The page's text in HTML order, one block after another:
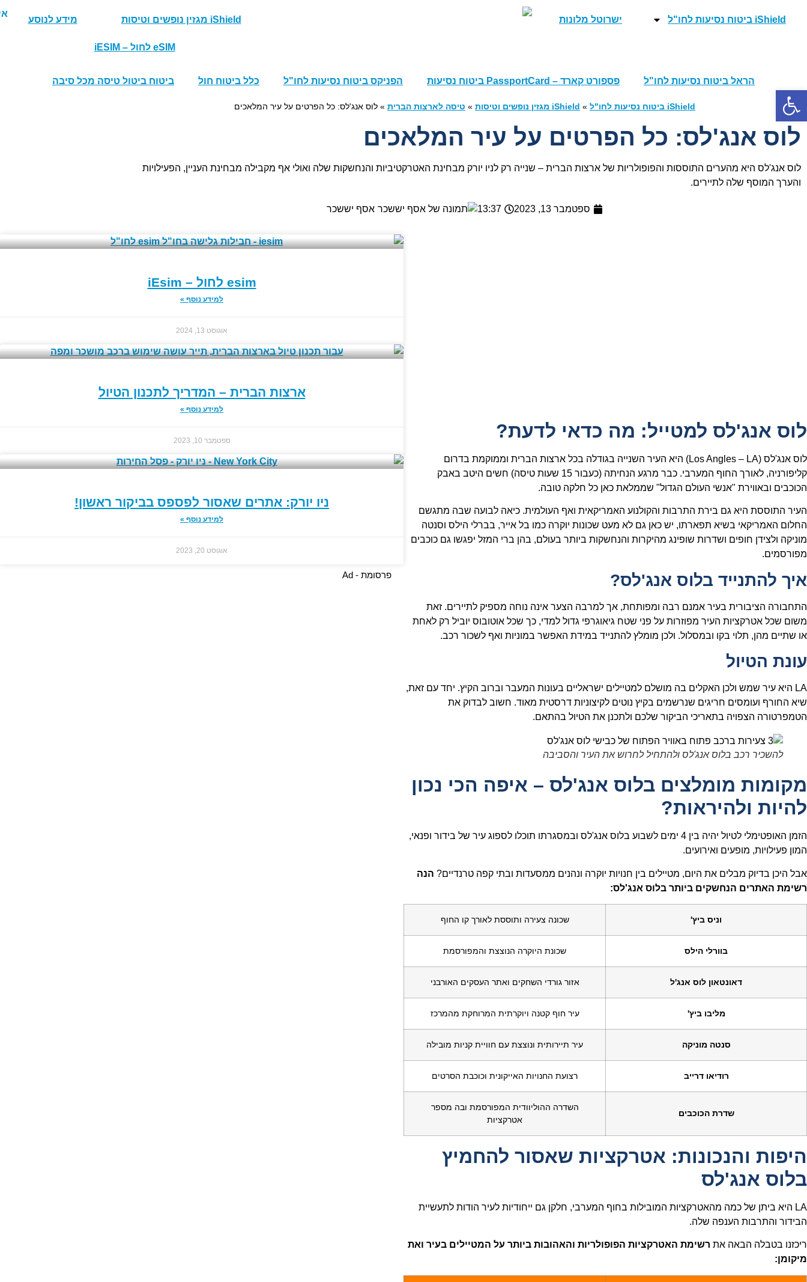
iShield ביטוח נסיעות לחו"ל ישרוטל מלונות iShield מגזין נופשים וטיסות מידע לנוסע
eSIM לחול – iESIM
הראל ביטוח נסיעות לחו"ל פספורט קארד – PassportCard ביטוח נסיעות הפניקס ביטוח נסיעות לחו"ל כלל ביטוח חול ביטוח ביטול טיסה מכל סיבה
iShield ביטוח נסיעות לחו"ל » iShield מגזין נופשים וטיסות » טיסה לארצות הברית » לוס אנג'לס: כל הפרטים על עיר המלאכים
לוס אנג'לס: כל הפרטים על עיר המלאכים
לוס אנג'לס היא מהערים התוססות והפופולריות של ארצות הברית – שנייה רק לניו יורק מבחינת האטרקטיביות והנחשקות שלה ואולי אף מקבילה מבחינת העניין, הפעילויות
והערך המוסף שלה לתיירים.
ספטמבר 13, 2023 13:37 אסף יששכר
לוס אנג'לס למטייל: מה כדאי לדעת?
לוס אנג'לס (Los Angles – LA) היא העיר השנייה בגודלה בכל ארצות הברית וממוקמת בדרום
קליפורניה, לאורך החוף המערבי. כבר מרגע הנחיתה (כעבור 15 שעות טיסה) חשים היטב באבק
הכוכבים ובאווירת "אנשי העולם הגדול" שממלאת כאן כל חלקה טובה.
העיר התוססת היא גם בירת התרבות והקולנוע האמריקאית ואף העולמית. כיאה לבועה שבה מתגשם
החלום האמריקאי בשיא תפארתו, יש כאן גם לא מעט שכונות יוקרה כמו בל אייר, בברלי הילס וסנטה
מוניקה ולצידן חופים ושדרות שופינג מהיקרות והנחשקות ביותר בעולם, בהן ברי המזל יפגשו גם כוכבים
מפורסמים.
איך להתנייד בלוס אנג'לס?
התחבורה הציבורית בעיר אמנם רבה ומפותחת, אך למרבה הצער אינה נוחה מספיק לתיירים. זאת
משום שכל אטרקציות העיר מפוזרות על פני שטח גיאוגרפי גדול למדי, כך שכל אוטובוס יוביל רק לאחת
או שתיים מהן, תלוי בקו ובמסלול. ולכן מומלץ להתנייד במידת האפשר במוניות ואף לשכור רכב.
עונת הטיול
LA היא עיר שמש ולכן האקלים בה מושלם למטיילים ישראליים בעונות המעבר וברוב הקיץ. יחד עם זאת,
שיא החורף ועומסים חריגים שנרשמים בקיץ נוטים לקיצוניות דרסטית מאוד. חשוב לבדוק את
הטמפרטורה הצפויה בתאריכי הביקור שלכם ולתכנן את הטיול בהתאם.
להשכיר רכב בלוס אנג'לס ולהתחיל לחרוש את העיר והסביבה
מקומות מומלצים בלוס אנג'לס – איפה הכי נכון
להיות ולהיראות?
הזמן האופטימלי לטיול יהיה בין 4 ימים לשבוע בלוס אנג'לס ובמסגרתו תוכלו לספוג עיר של בידור ופנאי,
המון פעילויות, מופעים ואירועים.
אבל היכן בדיוק מבלים את היום, מטיילים בין חנויות יוקרה ונהנים ממסעדות ובתי קפה טרנדיים? הנה
רשימת האתרים הנחשקים ביותר בלוס אנג'לס:
וניס ביץ' שכונה צעירה ותוססת לאורך קו החוף
בוורלי הילס שכונת היוקרה הנוצצת והמפורסמת
דאונטאון לוס אנג'ל אזור גורדי השחקים ואתר העסקים האורבני
מליבו ביץ' עיר חוף קטנה ויוקרתית המרוחקת מהמרכז
סנטה מוניקה עיר תיירותית ונוצצת עם חוויית קניות מובילה
רודיאו דרייב רצועת החנויות האייקונית וכוכבת הסרטים
שדרת הכוכבים
השדרה ההוליוודית המפורסמת ובה מספר
אטרקציות
היפות והנכונות: אטרקציות שאסור להחמיץ
בלוס אנג'לס
LA היא ביתן של כמה מהאטרקציות המובילות בחוף המערבי, חלקן גם ייחודיות לעיר הודות לתעשיית
הבידור והתרבות הענפה שלה.
ריכזנו בטבלה הבאה את רשימת האטרקציות הפופולריות והאהובות ביותר על המטיילים בעיר ואת
מיקומן:
esim לחול – iEsim
למידע נוסף »
אוגוסט 13, 2024
ארצות הברית – המדריך לתכנון הטיול
למידע נוסף »
ספטמבר 10, 2023
ניו יורק: אתרים שאסור לפספס בביקור ראשון!
למידע נוסף »
אוגוסט 20, 2023
פרסומת - Ad
פתח סרגל נגישות